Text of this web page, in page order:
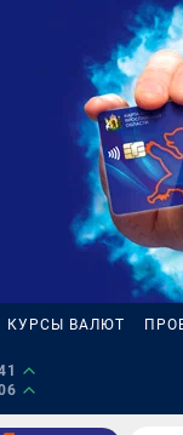
КУРСЫ ВАЛЮТ